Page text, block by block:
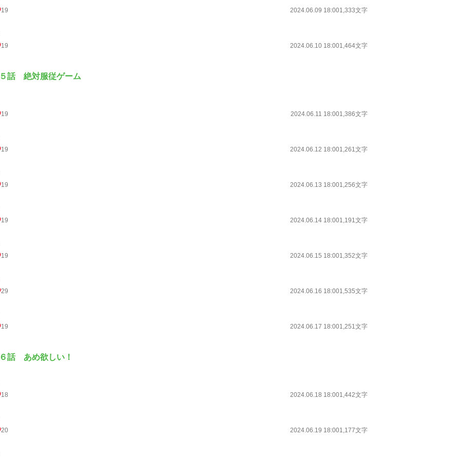
19 2024.06.09 18:001,333文字
19 2024.06.10 18:001,464文字
話 絶対服従ゲーム
19 2024.06.11 18:001,386文字
19 2024.06.12 18:001,261文字
19 2024.06.13 18:001,256文字
19 2024.06.14 18:001,191文字
19 2024.06.15 18:001,352文字
29 2024.06.16 18:001,535文字
19 2024.06.17 18:001,251文字
話 あめ欲しい！
18 2024.06.18 18:001,442文字
20 2024.06.19 18:001,177文字